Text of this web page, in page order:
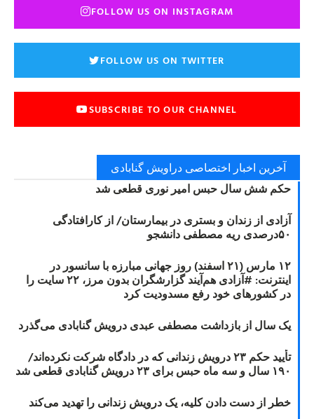
FOLLOW US ON INSTAGRAM
FOLLOW US ON TWITTER
SUBSCRIBE TO OUR CHANNEL
آخرین اخبار اختصاصی دراویش گنابادی
حکم شش سال حبس امیر نوری قطعی شد
آزادی از زندان و بستری در بیمارستان/ از کارافتادگی
۵۰درصدی ریه مصطفی دانشجو
۱۲ مارس (۲۱ اسفند) روز جهانی مبارزه با سانسور در
اینترنت: #آزادی هم‌آیند گزارشگران‌ بدون مرز، ۲۲ سایت را
در کشورهای خود رفع مسدودیت کرد
یک سال از بازداشت مصطفی عبدی درویش گنابادی می‌گذرد
تأیید حکم ۲۳ درویش زندانی که در دادگاه شرکت نکرده‌اند/
۱۹۰ سال و سه ماه حبس برای ۲۳ درویش گنابادی قطعی شد
خطر از دست دادن کلیه، یک درویش زندانی را تهدید می‌کند